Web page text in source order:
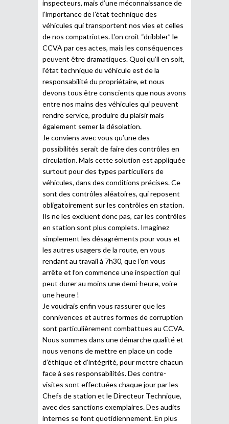
inspecteurs, mais d’une méconnaissance de
l’importance de l’état technique des
véhicules qui transportent nos vies et celles
de nos compatriotes. L’on croit “dribbler” le
CCVA par ces actes, mais les conséquences
peuvent être dramatiques. Quoi qu’il en soit,
l’état technique du véhicule est de la
responsabilité du propriétaire, et nous
devons tous être conscients que nous avons
entre nos mains des véhicules qui peuvent
rendre service, produire du plaisir mais
également semer la désolation.
Je conviens avec vous qu’une des
possibilités serait de faire des contrôles en
circulation. Mais cette solution est appliquée
surtout pour des types particuliers de
véhicules, dans des conditions précises. Ce
sont des contrôles aléatoires, qui reposent
obligatoirement sur les contrôles en station.
Ils ne les excluent donc pas, car les contrôles
en station sont plus complets. Imaginez
simplement les désagréments pour vous et
les autres usagers de la route, en vous
rendant au travail à 7h30, que l’on vous
arrête et l’on commence une inspection qui
peut durer au moins une demi-heure, voire
une heure !
Je voudrais enfin vous rassurer que les
connivences et autres formes de corruption
sont particulièrement combattues au CCVA.
Nous sommes dans une démarche qualité et
nous venons de mettre en place un code
d’éthique et d’intégrité, pour mettre chacun
face à ses responsabilités. Des contre-
visites sont effectuées chaque jour par les
Chefs de station et le Directeur Technique,
avec des sanctions exemplaires. Des audits
internes se font quotidiennement. En plus